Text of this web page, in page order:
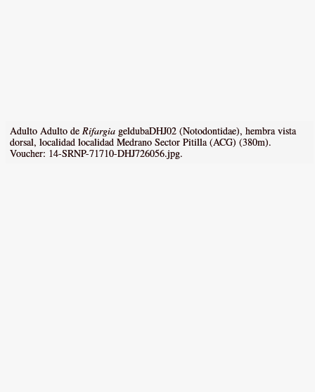
Adulto Adulto de Rifargia geldubaDHJ02 (Notodontidae), hembra vista
dorsal, localidad localidad Medrano Sector Pitilla (ACG) (380m).
Voucher: 14-SRNP-71710-DHJ726056.jpg.